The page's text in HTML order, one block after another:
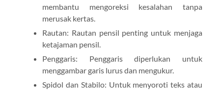
membantu mengoreksi kesalahan tanpa
merusak kertas.
Rautan: Rautan pensil penting untuk menjaga
ketajaman pensil.
Penggaris: Penggaris diperlukan untuk
menggambar garis lurus dan mengukur.
Spidol dan Stabilo: Untuk menyoroti teks atau